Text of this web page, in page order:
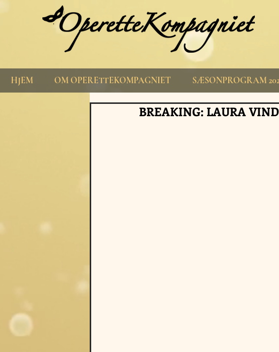
HJEM OM OPERETTEKOMPAGNIET SÆSONPROGRAM
BREAKING: LAURA